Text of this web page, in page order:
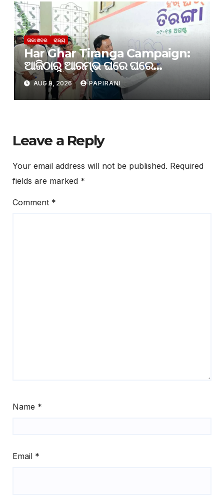
ତାଜା ଖବର ରାଜ୍ୟ
Har Ghar Tiranga Campaign:
ଆଜିଠାରୁ ଆରମ୍ଭ ଘରେ ଘରେ
ତ୍ରିରଙ୍ଗା
AUG 9, 2026 PAPIRANI
Leave a Reply
Your email address will not be published. Required
fields are marked *
Comment *
Name *
Email *